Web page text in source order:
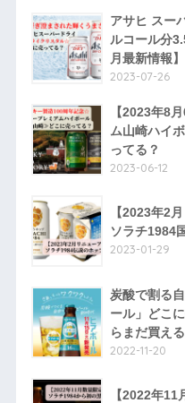
アサヒ スー
ルコール分
月最新情報】
2023-07-26
【2023年8
ム山崎ハイ
ってる？
2023-06-12
【2023年2
ソラチ1984
2023-01-29
炭酸で割る
ール」どこ
らまだ買える
2022-11-20
【2022年11